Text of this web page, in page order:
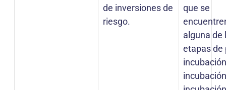
de inversiones de
riesgo.
que se
alguna de
etapas de